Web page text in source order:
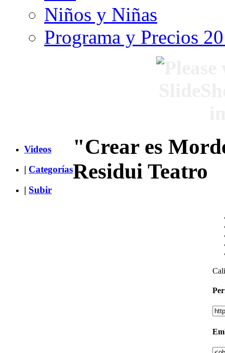
Niños y Niñas
Programa y Precios
Videos
| Categorías
| Subir
"Crear es
Residui Teatro